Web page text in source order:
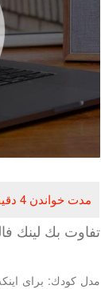
تفاوت بك لینك
مدل كودك: برای